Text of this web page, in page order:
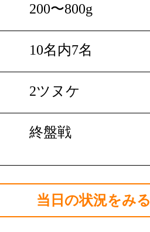
200〜800g
10名内7名
2ツヌケ
終盤戦
当日の状況をみ